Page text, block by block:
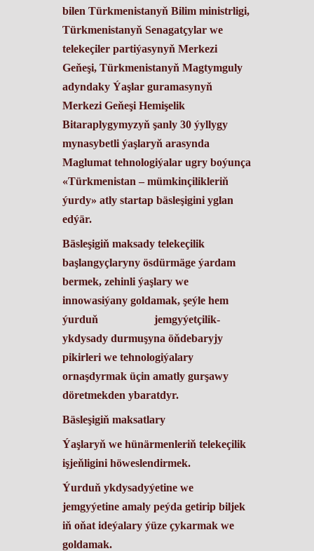
bilen Türkmenistanyň Bilim ministrligi,
Türkmenistanyň Senagatçylar we
telekeçiler partiýasynyň Merkezi
Geňeşi, Türkmenistanyň Magtymguly
adyndaky Ýaşlar guramasynyň
Merkezi Geňeşi Hemişelik
Bitaraplygymyzyň şanly 30 ýyllygy
mynasybetli ýaşlaryň arasynda
Maglumat tehnologiýalar ugry boýunça
«Türkmenistan – mümkinçilikleriň
ýurdy» atly startap bäsleşigini yglan
edýär.
Bäsleşigiň maksady telekeçilik
başlangyçlaryny ösdürmäge ýardam
bermek, zehinli ýaşlary we
innowasiýany goldamak, şeýle hem
ýurduň jemgyýetçilik-
ykdysady durmuşyna öňdebaryjy
pikirleri we tehnologiýalary
ornaşdyrmak üçin amatly gurşawy
döretmekden ybaratdyr.
Bäsleşigiň maksatlary
Ýaşlaryň we hünärmenleriň telekeçilik
işjeňligini höweslendirmek.
Ýurduň ykdysadyýetine we
jemgyýetine amaly peýda getirip biljek
iň oňat ideýalary ýüze çykarmak we
goldamak.